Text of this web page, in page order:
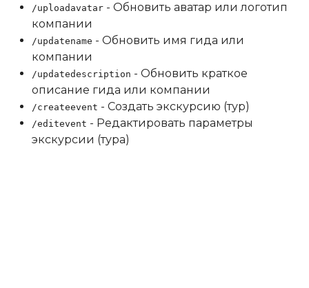
/uploadavatar - Обновить аватар или логотип
компании
/updatename - Обновить имя гида или
компании
/updatedescription - Обновить краткое
описание гида или компании
/createevent - Создать экскурсию (тур)
/editevent - Редактировать параметры
экскурсии (тура)